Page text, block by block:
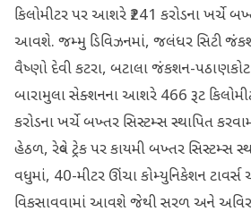
કિલોમીટર પર આશરે ₹241 કરોડના ખર્ચે
આવશે. જમ્મુ ડિવિઝનમાં, જલંધર સિટી
વૈષ્ણો દેવી કટરા, બટાલા જંકશન-
બારામુલા સેક્શનના આશરે 466 રૂટ
કરોડના ખર્ચે બખ્તર સિસ્ટમ્સ સ્થાપિત
હેઠળ, રેલ્વે ટ્રેક પર કાયમી બખ્તર સિસ્ટમ્સ
વધુમાં, 40-મીટર ઊંચા કોમ્યુનિકેશન ટાવર્સ
વિકસાવવામાં આવશે જેથી સરળ અને